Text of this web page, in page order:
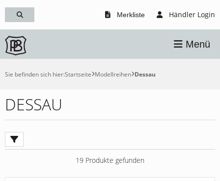
Merkliste Händler Login
Menü
Sie befinden sich hier:Startseite Modellreihen Dessau
DESSAU
19 Produkte gefunden